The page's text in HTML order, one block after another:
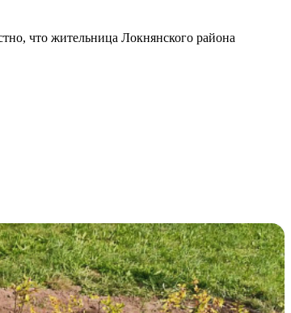
что жительница Локнянского района